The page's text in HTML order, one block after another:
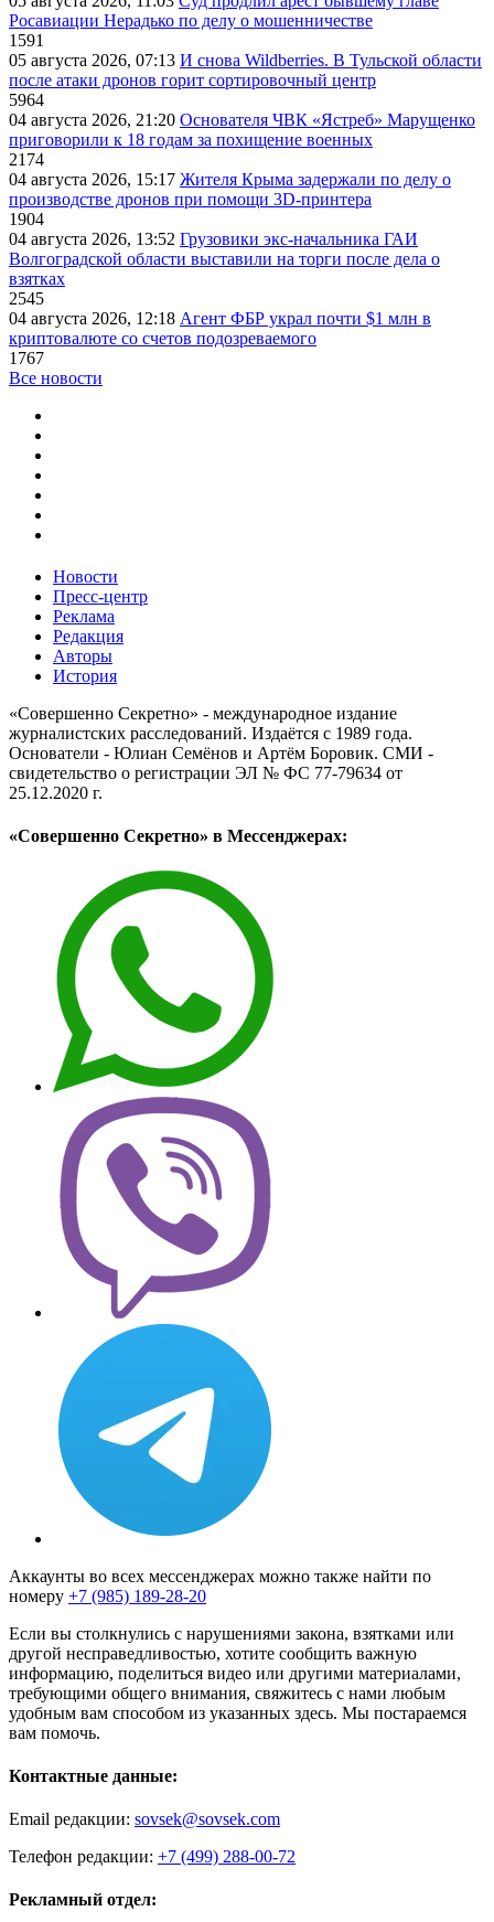
Росавиации Нерадько по делу о мошенничестве
1591
05 августа 2026, 07:13 И снова Wildberries. В Тульской области
после атаки дронов горит сортировочный центр
5964
04 августа 2026, 21:20 Основателя ЧВК «Ястреб» Марущенко
приговорили к 18 годам за похищение военных
2174
04 августа 2026, 15:17 Жителя Крыма задержали по делу о
производстве дронов при помощи 3D‑принтера
1904
04 августа 2026, 13:52 Грузовики экс-начальника ГАИ
Волгоградской области выставили на торги после дела о
взятках
2545
04 августа 2026, 12:18 Агент ФБР украл почти $1 млн в
криптовалюте со счетов подозреваемого
1767
Все новости
Новости
Пресс-центр
Реклама
Редакция
Авторы
История
«Совершенно Секретно» - международное издание
журналистских расследований. Издаётся с 1989 года.
Основатели - Юлиан Семёнов и Артём Боровик. CМИ -
свидетельство о регистрации ЭЛ № ФС 77-79634 от
25.12.2020 г.
«Совершенно Секретно» в Мессенджерах:
Аккаунты во всех мессенджерах можно также найти по
номеру +7 (985) 189-28-20
Если вы столкнулись с нарушениями закона, взятками или
другой несправедливостью, хотите сообщить важную
информацию, поделиться видео или другими материалами,
требующими общего внимания, свяжитесь с нами любым
удобным вам способом из указанных здесь. Мы постараемся
вам помочь.
Контактные данные:
Email редакции: sovsek@sovsek.com
Телефон редакции: +7 (499) 288-00-72
Рекламный отдел: